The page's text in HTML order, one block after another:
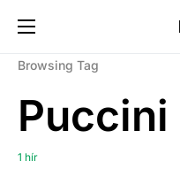
Browsing Tag
Puccini
1 hír